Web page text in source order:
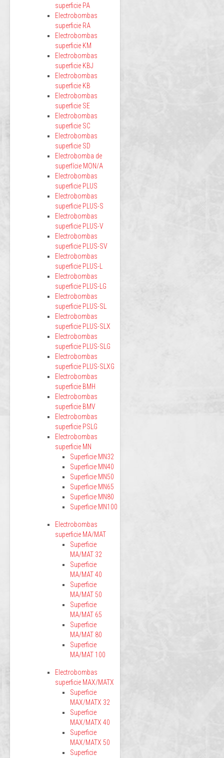
superficie PA
Electrobombas
superficie RA
Electrobombas
superficie KM
Electrobombas
superficie KBJ
Electrobombas
superficie KB
Electrobombas
superficie SE
Electrobombas
superficie SC
Electrobombas
superficie SD
Electrobomba de
superfície MON/A
Electrobombas
superficie PLUS
Electrobombas
superficie PLUS-S
Electrobombas
superficie PLUS-V
Electrobombas
superficie PLUS-SV
Electrobombas
superficie PLUS-L
Electrobombas
superficie PLUS-LG
Electrobombas
superficie PLUS-SL
Electrobombas
superficie PLUS-SLX
Electrobombas
superficie PLUS-SLG
Electrobombas
superficie PLUS-SLXG
Electrobombas
superficie BMH
Electrobombas
superficie BMV
Electrobombas
superficie PSLG
Electrobombas
superficie MN
Superficie MN32
Superficie MN40
Superficie MN50
Superficie MN65
Superficie MN80
Superficie MN100
Electrobombas
superficie MA/MAT
Superficie
MA/MAT 32
Superficie
MA/MAT 40
Superficie
MA/MAT 50
Superficie
MA/MAT 65
Superficie
MA/MAT 80
Superficie
MA/MAT 100
Electrobombas
superficie MAX/MATX
Superficie
MAX/MATX 32
Superficie
MAX/MATX 40
Superficie
MAX/MATX 50
Superficie